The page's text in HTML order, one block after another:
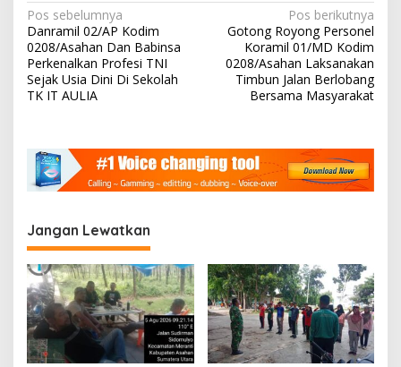
N
a
v
i
a
s
i
p
o
s
Pos sebelumnya
Danramil 02/AP Kodim
0208/Asahan Dan Babinsa
Perkenalkan Profesi TNI
Sejak Usia Dini Di Sekolah
TK IT AULIA
Pos berikutnya
Gotong Royong Personel
Koramil 01/MD Kodim
0208/Asahan Laksanakan
Timbun Jalan Berlobang
Bersama Masyarakat
Jangan Lewatkan